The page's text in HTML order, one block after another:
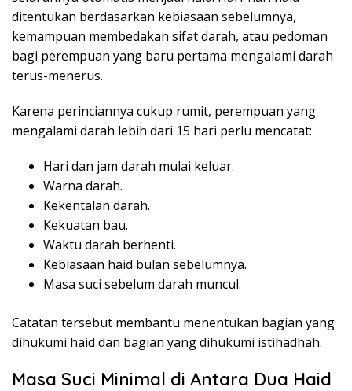
ditentukan berdasarkan kebiasaan sebelumnya,
kemampuan membedakan sifat darah, atau pedoman
bagi perempuan yang baru pertama mengalami darah
terus-menerus.
Karena perinciannya cukup rumit, perempuan yang
mengalami darah lebih dari 15 hari perlu mencatat:
Hari dan jam darah mulai keluar.
Warna darah.
Kekentalan darah.
Kekuatan bau.
Waktu darah berhenti.
Kebiasaan haid bulan sebelumnya.
Masa suci sebelum darah muncul.
Catatan tersebut membantu menentukan bagian yang
dihukumi haid dan bagian yang dihukumi istihadhah.
Masa Suci Minimal di Antara Dua Haid